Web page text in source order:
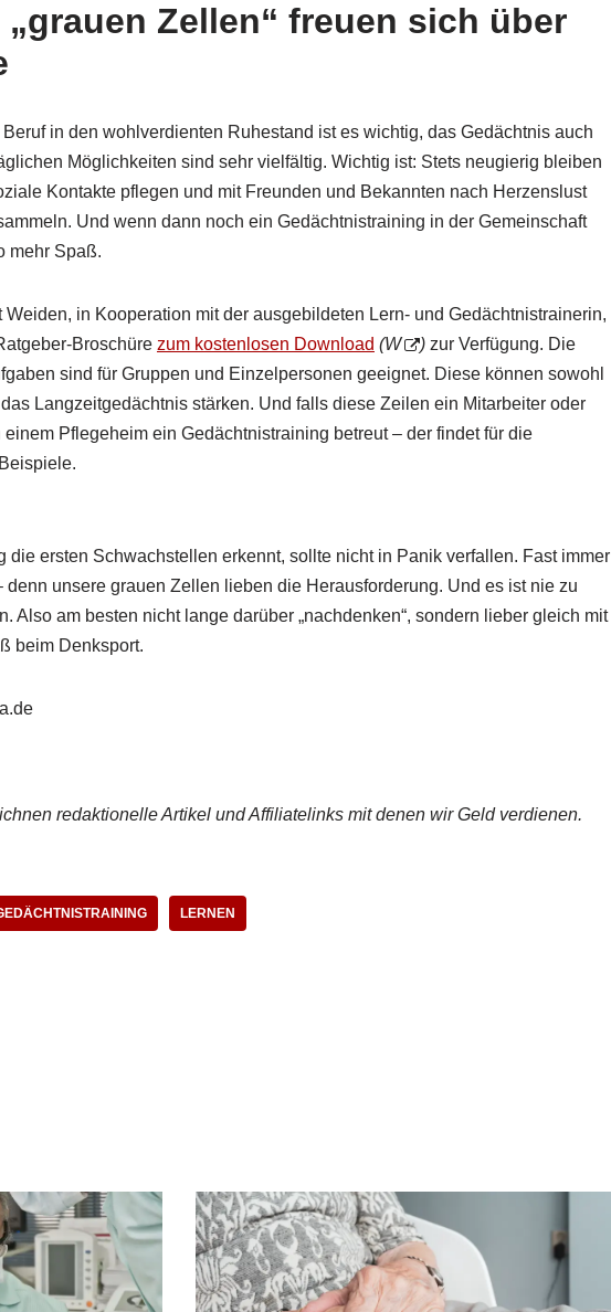
Zellen“ freuen sich über
in den wohlverdienten Ruhestand ist es wichtig, das Gedächtnis auch
Möglichkeiten sind sehr vielfältig. Wichtig ist: Stets neugierig bleiben
Kontakte pflegen und mit Freunden und Bekannten nach Herzenslust
Und wenn dann noch ein Gedächtnistraining in der Gemeinschaft
mehr Spaß.
Weiden, in Kooperation mit der ausgebildeten Lern- und Gedächtnistrainerin,
Broschüre zum kostenlosen Download (W ) zur Verfügung. Die
sind für Gruppen und Einzelpersonen geeignet. Diese können sowohl
Langzeitgedächtnis stärken. Und falls diese Zeilen ein Mitarbeiter oder
Pflegeheim ein Gedächtnistraining betreut – der findet für die
die ersten Schwachstellen erkennt, sollte nicht in Panik verfallen. Fast immer
denn unsere grauen Zellen lieben die Herausforderung. Und es ist nie zu
Also am besten nicht lange darüber „nachdenken“, sondern lieber gleich mit
beim Denksport.
redaktionelle Artikel und Affiliatelinks mit denen wir Geld verdienen.
LERNEN